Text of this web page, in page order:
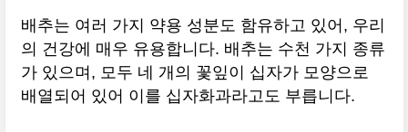
배추는 여러 가지 약용 성분도 함유하고 있어, 우리
의 건강에 매우 유용합니다. 배추는 수천 가지 종류
가 있으며, 모두 네 개의 꽃잎이 십자가 모양으로
배열되어 있어 이를 십자화과라고도 부릅니다.